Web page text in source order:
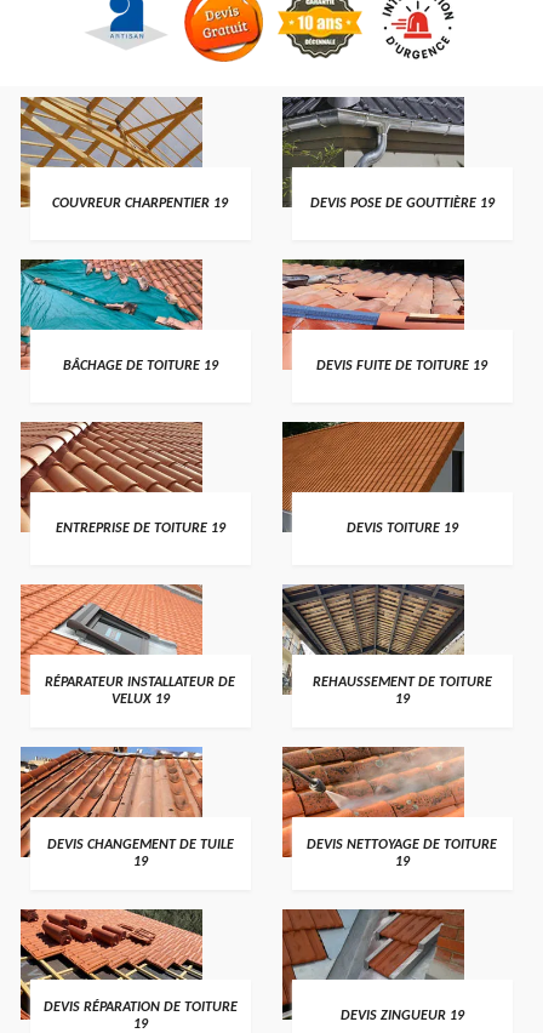
COUVREUR CHARPENTIER 19 DEVIS POSE DE GOUTTIÈRE 19
BÂCHAGE DE TOITURE 19 DEVIS FUITE DE TOITURE 19
ENTREPRISE DE TOITURE 19 DEVIS TOITURE 19
RÉPARATEUR INSTALLATEUR DE
VELUX 19
REHAUSSEMENT DE TOITURE
19
DEVIS CHANGEMENT DE TUILE
19
DEVIS NETTOYAGE DE TOITURE
19
DEVIS RÉPARATION DE TOITURE
19
DEVIS ZINGUEUR 19